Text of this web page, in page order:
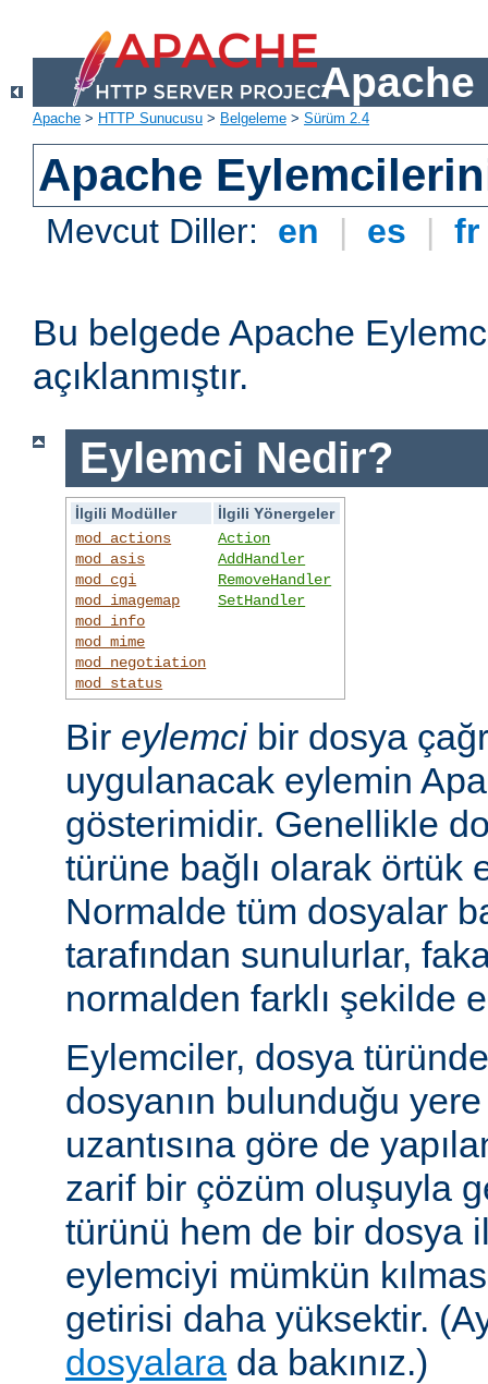
Apache
Apache > HTTP Sunucusu > Belgeleme > Sürüm 2.4
Apache
Mevcut Diller: en | es |
Bu belgede Apache
açıklanmıştır.
Eylemci Nedir?
İlgili Modüller
İlgili Yönergeler
mod_actions
mod_asis
mod_cgi
mod_imagemap
mod_info
mod_mime
mod_negotiation
mod_status
Action
AddHandler
RemoveHandler
SetHandler
Bir eylemcibir dosya
uygulanacak eylemin
gösterimidir. Genellikle
türüne bağlı olarak örtük
Normalde tüm dosyalar
tarafından sunulurlar,
normalden farklı şekilde
Eylemciler, dosya
dosyanın bulunduğu
uzantısına göre de
zarif bir çözüm oluşuyla
türünü hem de bir dosya
eylemciyi mümkün
getirisi daha yüksektir.
dosyalara da bakınız.)